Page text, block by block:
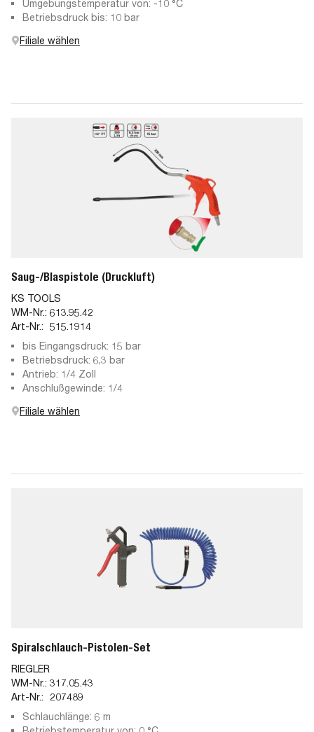
Umgebungstemperatur von: -10 °C
Betriebsdruck bis: 10 bar
Filiale wählen
Saug-/Blaspistole (Druckluft)
KS TOOLS
WM-Nr.: 613.95.42
Art-Nr.: 515.1914
bis Eingangsdruck: 15 bar
Betriebsdruck: 6,3 bar
Antrieb: 1/4 Zoll
Anschlußgewinde: 1/4
Filiale wählen
Spiralschlauch-Pistolen-Set
RIEGLER
WM-Nr.: 317.05.43
Art-Nr.:
207489
Schlauchlänge: 6 m